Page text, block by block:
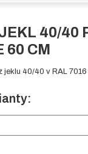
40/40
60 CM
jeklu 40/40 v RAL